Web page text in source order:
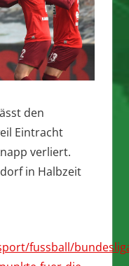
den
Eintracht
verliert.
in Halbzeit
fussball/